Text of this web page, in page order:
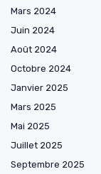
Mars 2024
Juin 2024
Août 2024
Octobre 2024
Janvier 2025
Mars 2025
Mai 2025
Juillet 2025
Septembre 2025